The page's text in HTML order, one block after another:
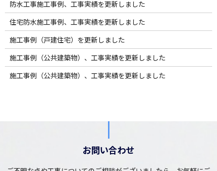
防水工事施工事例、工事実績を更新しました
住宅防水施工事例、工事実績を更新しました
施工事例（戸建住宅）を更新しました
施工事例（公共建築物）、工事実績を更新しました
施工事例（公共建築物）、工事実績を更新しました
お問い合わせ